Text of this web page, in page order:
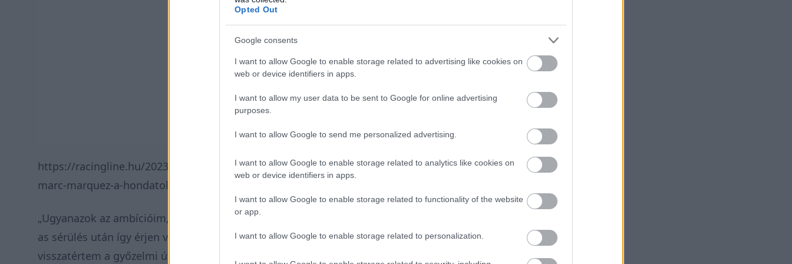
Opted Out
Google consents
I want to allow Google to enable storage related to advertising like cookies on
web or device identifiers in apps.
I want to allow my user data to be sent to Google for online advertising
purposes.
I want to allow Google to send me personalized advertising.
I want to allow Google to enable storage related to analytics like cookies on
web or device identifiers in apps.
I want to allow Google to enable storage related to functionality of the website
or app.
I want to allow Google to enable storage related to personalization.
https://racingline.hu/2023/12/09/meghato-uzenetek-es-sirastol-elcsuklo-hang-igy-bucsuzott-
marc-marquez-a-hondatol-video/
„Ugyanazok az ambícióim, vágyok a győzelemre – jelentette ki. – Nem akartam, hogy a 2020-
as sérülés után így érjen véget a karrierem. A Honda nem nyert azóta, én viszont
visszatértem a győzelmi útra. Megtettem, lezártam ezt az időszakot, és megbékéltem